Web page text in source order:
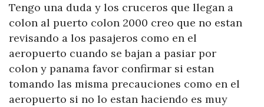
Tengo una duda y los cruceros que llegan a
colon al puerto colon 2000 creo que no estan
revisando a los pasajeros como en el
aeropuerto cuando se bajan a pasiar por
colon y panama favor confirmar si estan
tomando las misma precauciones como en el
aeropuerto si no lo estan haciendo es muy